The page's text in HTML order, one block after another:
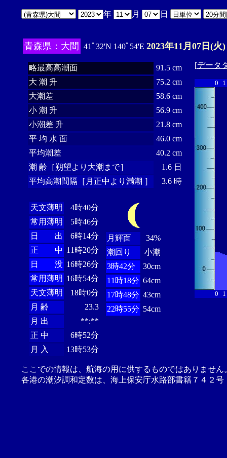
年 月 日
青森県：大間 41ﾟ32'N 140ﾟ54'E 2023年11月07日(火)
略最高高潮面
91.5 cm
大 潮 升
75.2 cm
大潮差
58.6 cm
小 潮 升
56.9 cm
小潮差 升
21.8 cm
平 均 水 面
46.0 cm
平均潮差
40.2 cm
潮 齢［朔望より大潮まで］
1.6 日
平均高潮間隔［月正中より満潮 ］
3.6 時
天文薄明
4時40分
常用薄明
5時46分
日 出
6時14分
正 中 11時20分
日 没 16時26分
常用薄明 16時54分
天文薄明
18時0分
月 齢
23.3
月 出
**:**
正 中
6時52分
月 入
13時53分
月輝面
34%
潮回り
小潮
3時42分
30cm
11時18分 64cm
17時48分 43cm
22時55分 54cm
[データ
0 1
0 1
ここでの情報は、航海の用に供するものではありませ
各港の潮汐調和定数は、海上保安庁水路部書籍７４２